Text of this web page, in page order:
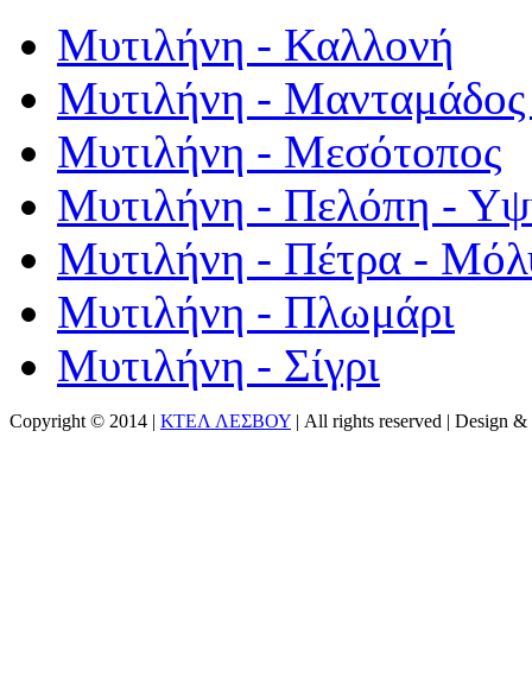
Μυτιλήνη - Καλλονή
Μυτιλήνη - Μανταμάδος
Μυτιλήνη - Μεσότοπος
Μυτιλήνη - Πελόπη -
Μυτιλήνη - Πέτρα -
Μυτιλήνη - Πλωμάρι
Μυτιλήνη - Σίγρι
Copyright © 2014 | ΚΤΕΛ ΛΕΣΒΟΥ | All rights reserved | Design &